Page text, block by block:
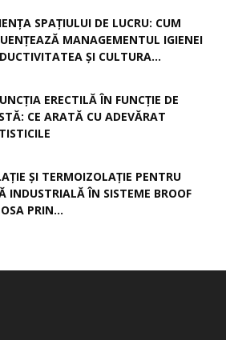
SPAȚIULUI DE LUCRU: CUM
MANAGEMENTUL IGIENEI
ȘI CULTURA...
ERECTILĂ ÎN FUNCȚIE DE
CE ARATĂ CU ADEVĂRAT
ȘI TERMOIZOLAȚIE PENTRU
INDUSTRIALĂ ÎN SISTEME BROOF
PRIN...